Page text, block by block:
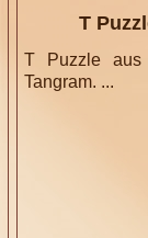
T
T Puzzle aus
Tangram. ...